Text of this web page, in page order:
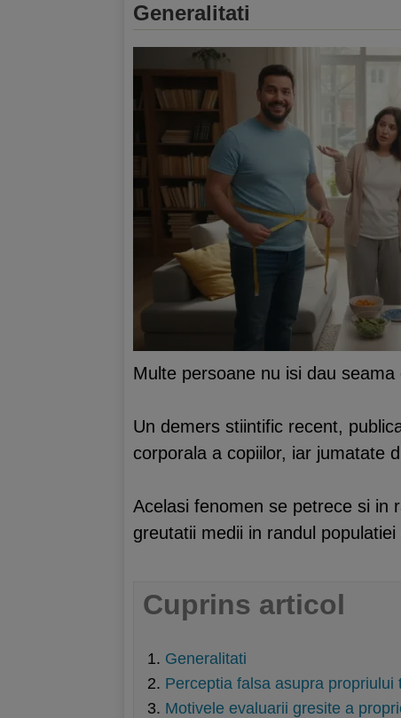
Generalitati
Multe persoane nu isi dau
Un demers stiintific recent,
corporala a copiilor, iar jumatate
Acelasi fenomen se petrece si in
greutatii medii in randul populatiei
Cuprins articol
Generalitati
Perceptia falsa asupra propriului
Motivele evaluarii gresite a